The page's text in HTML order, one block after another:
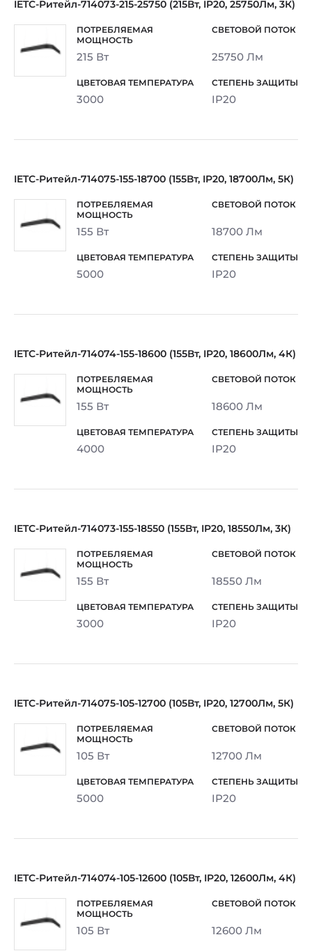
IETC-Ритейл-714073-215-25750 (215Вт, IP20, 25750Лм, 3К)
215 Вт 25750 Лм
3000 IP20
IETC-Ритейл-714075-155-18700 (155Вт, IP20, 18700Лм, 5К)
155 Вт 18700 Лм
5000 IP20
IETC-Ритейл-714074-155-18600 (155Вт, IP20, 18600Лм, 4К)
155 Вт 18600 Лм
4000 IP20
IETC-Ритейл-714073-155-18550 (155Вт, IP20, 18550Лм, 3К)
155 Вт 18550 Лм
3000 IP20
IETC-Ритейл-714075-105-12700 (105Вт, IP20, 12700Лм, 5К)
105 Вт 12700 Лм
5000 IP20
IETC-Ритейл-714074-105-12600 (105Вт, IP20, 12600Лм, 4К)
105 Вт 12600 Лм